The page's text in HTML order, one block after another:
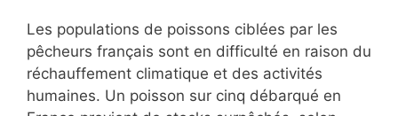
Les populations de poissons ciblées par les
pêcheurs français sont en difficulté en raison du
réchauffement climatique et des activités
humaines. Un poisson sur cinq débarqué en